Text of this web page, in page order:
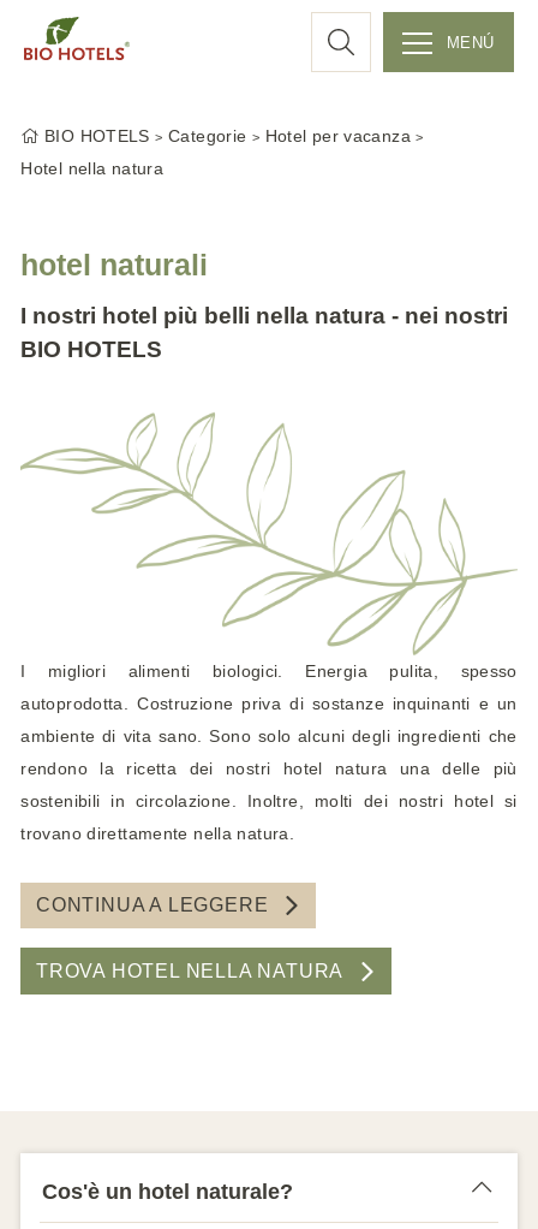
MENÚ
BIO HOTELS Categorie
Hotel per vacanza
Hotel nella natura
hotel naturali
I nostri hotel più belli nella natura - nei nostri
BIO HOTELS
I migliori alimenti biologici. Energia pulita, spesso
autoprodotta. Costruzione priva di sostanze inquinanti e un
ambiente di vita sano. Sono solo alcuni degli ingredienti che
rendono la ricetta dei nostri hotel natura una delle più
sostenibili in circolazione. Inoltre, molti dei nostri hotel si
trovano direttamente nella natura.
CONTINUA A LEGGERE
TROVA HOTEL NELLA NATURA
Cos'è un hotel naturale?